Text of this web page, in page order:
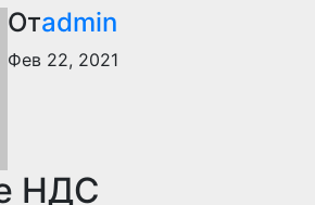
Отadmin
Фев 22, 2021
НДС